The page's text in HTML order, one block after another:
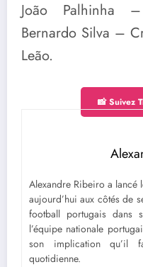
João Palhinha
Bernardo Silva –
Leão.
📸 Suivez
Alexandre Ribeiro a lancé
aujourd’hui aux côtés de
football portugais dans
l’équipe nationale
son implication qu’il
quotidienne.